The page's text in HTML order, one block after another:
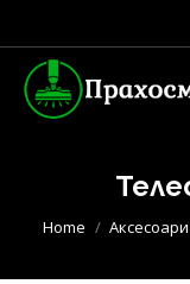
You are here:
Home